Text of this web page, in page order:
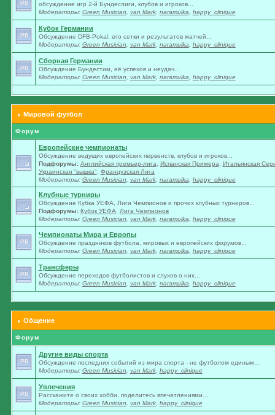
обсуждение игр 2-й Бундеслиги, клубов и игроков...
Модераторы: Green Musician van Mark, naramulka happy_clinique
Кубок Германии
Обсуждение DFB-Pokal, его сетки и результатов матчей...
Модераторы: Green Musician van Mark, naramulka happy_clinique
Сборная Германии
Обсуждение Бундестим, её успехов и неудач...
Модераторы: Green Musician van Mark, naramulka happy_clinique
Мировой футбол
Форум
Европейские чемпионаты
Обсуждение ведущих европейских первенств, клубов и игроков...
Подфорумы: Английская премьер-лига Испанская Примера
Итальянская
Украинская "вышка"
Французская Лига
Модераторы: Green Musician van Mark, naramulka happy_clinique
Клубные турниры
Обсуждение Кубка УЕФА, Лиги Чемпионов и прочих клубных турниров...
Подфорумы: Кубок УЕФА
Лига Чемпионов
Модераторы: Green Musician van Mark, naramulka happy_clinique
Чемпионаты Мира и Европы
Обсуждение праздников футбола, мировых и европейских форумов...
Модераторы: Green Musician van Mark, naramulka happy_clinique
Трансферы
Обсуждение переходов футболистов и слухов о них...
Модераторы: Green Musician van Mark, naramulka happy_clinique
Общение
Форум
Другие виды спорта
Обсуждение последних событий из мира спорта - не футболом единым...
Модераторы: Green Musician van Mark, happy_clinique
Увлечения
Расскажите о своих хобби, поделитесь впечатлениями...
Модераторы: Green Musician van Mark, happy_clinique